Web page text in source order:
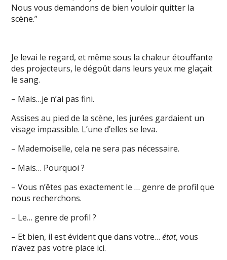
Nous vous demandons de bien vouloir quitter la
scène.”
Je levai le regard, et même sous la chaleur étouffante
des projecteurs, le dégoût dans leurs yeux me glaçait
le sang.
– Mais…je n’ai pas fini.
Assises au pied de la scène, les jurées gardaient un
visage impassible. L’une d’elles se leva.
– Mademoiselle, cela ne sera pas nécessaire.
– Mais… Pourquoi ?
– Vous n’êtes pas exactement le … genre de profil que
nous recherchons.
– Le… genre de profil ?
– Et bien, il est évident que dans votre…état, vous
n’avez pas votre place ici.